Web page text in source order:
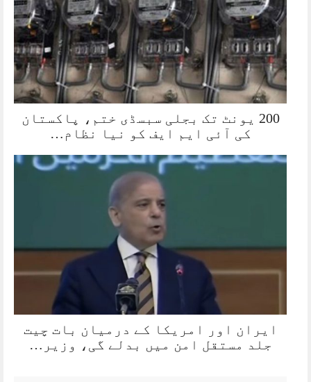
200 یونٹ تک بجلی سبسڈی ختم، پاکستان
کی آئی ایم ایف کو نیا نظام…
ایران اور امریکا کے درمیان بات چیت
جلد مستقل امن میں بدلے گی، وزیر…